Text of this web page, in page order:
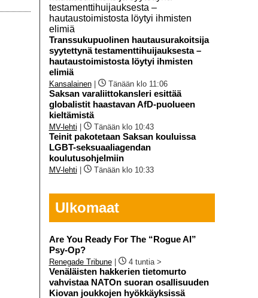
Transsukupuolinen hautausurakoitsija
syytettynä testamenttihuijauksesta –
hautaustoimistosta löytyi ihmisten
elimiä
Kansalainen| Tänään klo 11:06
Saksan varaliittokansleri esittää
globalistit haastavan AfD-puolueen
kieltämistä
MV-lehti Tänään klo 10:43
Teinit pakotetaan Saksan kouluissa
LGBT-seksuaaliagendan
koulutusohjelmiin
MV-lehti Tänään klo 10:33
Ulkomaat
Are You Ready For The “Rogue AI”
Psy-Op?
Renegade Tribune| 4 tuntia >
Venäläisten hakkerien tietomurto
vahvistaa NATOn suoran osallisuuden
Kiovan joukkojen hyökkäyksissä